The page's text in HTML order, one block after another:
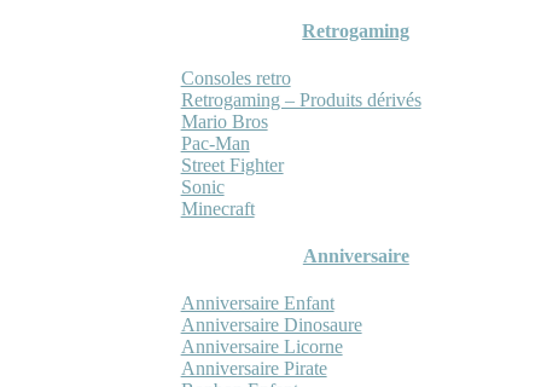
Retrogaming
Consoles retro
Retrogaming – Produits dérivés
Mario Bros
Pac-Man
Street Fighter
Sonic
Minecraft
Anniversaire
Anniversaire Enfant
Anniversaire Dinosaure
Anniversaire Licorne
Anniversaire Pirate